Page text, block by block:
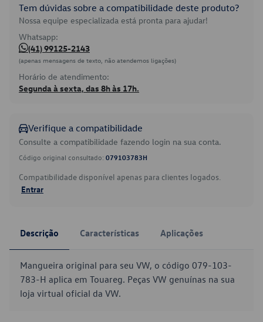
Tem dúvidas sobre a compatibilidade deste produto?
Nossa equipe especializada está pronta para ajudar!
Whatsapp:
(41) 99125-2143
(apenas mensagens de texto, não atendemos ligações)
Horário de atendimento:
Segunda à sexta, das 8h às 17h.
Verifique a compatibilidade
Consulte a compatibilidade fazendo login na sua conta.
Código original consultado: 079103783H
Compatibilidade disponível apenas para clientes logados.
Entrar
Descrição Características Aplicações
Mangueira original para seu VW, o código 079-103-
783-H aplica em Touareg. Peças VW genuínas na sua
loja virtual oficial da VW.